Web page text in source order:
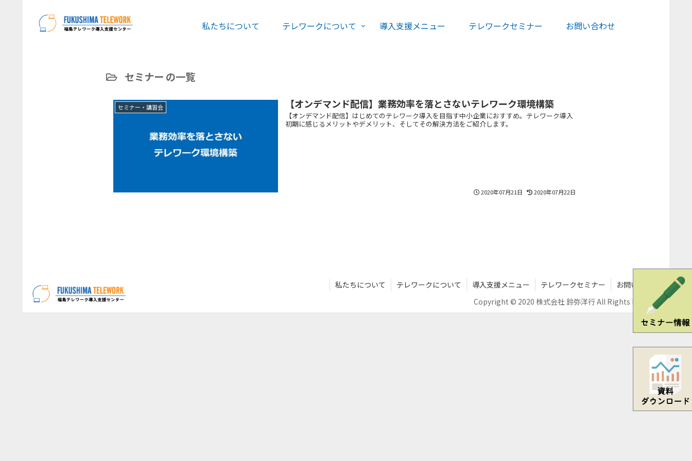
私たちについて テレワークについて 導入支援メニュー テレワークセミナー お問い合わせ
セミナー
【オンデマンド配信】業務効率を落とさないテレワーク環境構築
【オンデマンド配信】はじめてのテレワーク導入を目指す中小企業におすすめ。テレワーク導入
初期に感じるメリットやデメリット、そしてその解決方法をご紹介します。
2020年07月21日 2020年07月22日
私たちについて テレワークについて 導入支援メニュー テレワークセミナー
お問い合わせ
Copyright © 2020 株式会社 鈴弥洋行 All Rights Reserved.